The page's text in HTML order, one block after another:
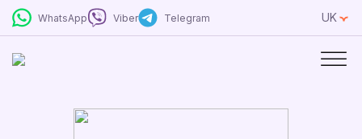
WhatsApp Viber Telegram UK